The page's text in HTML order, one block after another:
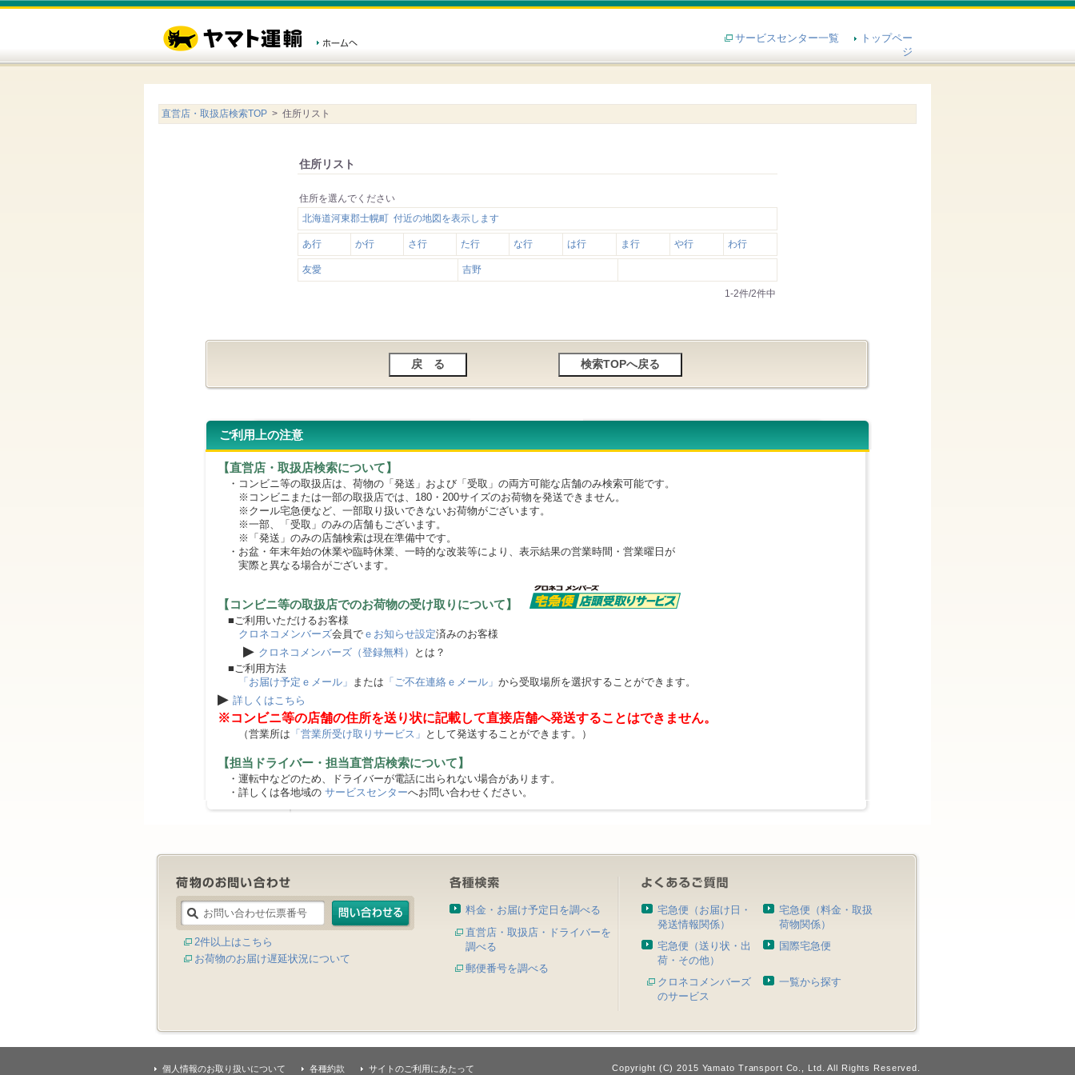
サービスセンター一覧
トップペー
ジ
直営店・取扱店検索TOP > 住所リスト
住所リスト
住所を選んでください
北海道河東郡士幌町 付近の地図を表示します
あ行 か行 さ行 た行 な行 は行 ま行 や行 わ行
友愛 吉野
1-2件/2件中
ご利用上の注意
【直営店・取扱店検索について】
・コンビニ等の取扱店は、荷物の「発送」および「受取」の両方可能な店舗のみ検索可能です。
※コンビニまたは一部の取扱店では、180・200サイズのお荷物を発送できません。
※クール宅急便など、一部取り扱いできないお荷物がございます。
※一部、「受取」のみの店舗もございます。
※「発送」のみの店舗検索は現在準備中です。
・お盆・年末年始の休業や臨時休業、一時的な改装等により、表示結果の営業時間・営業曜日が
実際と異なる場合がございます。
【コンビニ等の取扱店でのお荷物の受け取りについて】
■ご利用いただけるお客様
クロネコメンバーズ会員で ｅお知らせ設定済みのお客様
▶ クロネコメンバーズ（登録無料）
とは？
■ご利用方法
「お届け予定ｅメール」 または 「ご不在連絡ｅメール」 から受取場所を選択することができます。
▶ 詳しくはこちら
※コンビニ等の店舗の住所を送り状に記載して直接店舗へ発送することはできません。
（営業所は 「営業所受け取りサービス」 として発送することができます。）
【担当ドライバー・担当直営店検索について】
・運転中などのため、ドライバーが電話に出られない場合があります。
・詳しくは各地域の サービスセンターへお問い合わせください。
2件以上はこちら
お荷物のお届け遅延状況について
料金・お届け予定日を調べる
直営店・取扱店・ドライバーを
調べる
郵便番号を調べる
宅急便（お届け日・
発送情報関係）
宅急便（料金・取扱
荷物関係）
宅急便（送り状・出
荷・その他）
国際宅急便
クロネコメンバーズ
のサービス
一覧から探す
個人情報のお取り扱いについて 各種約款 サイトのご利用にあたって Copyright (C) 2015 Yamato Transport Co., Ltd. All Rights Reserved.